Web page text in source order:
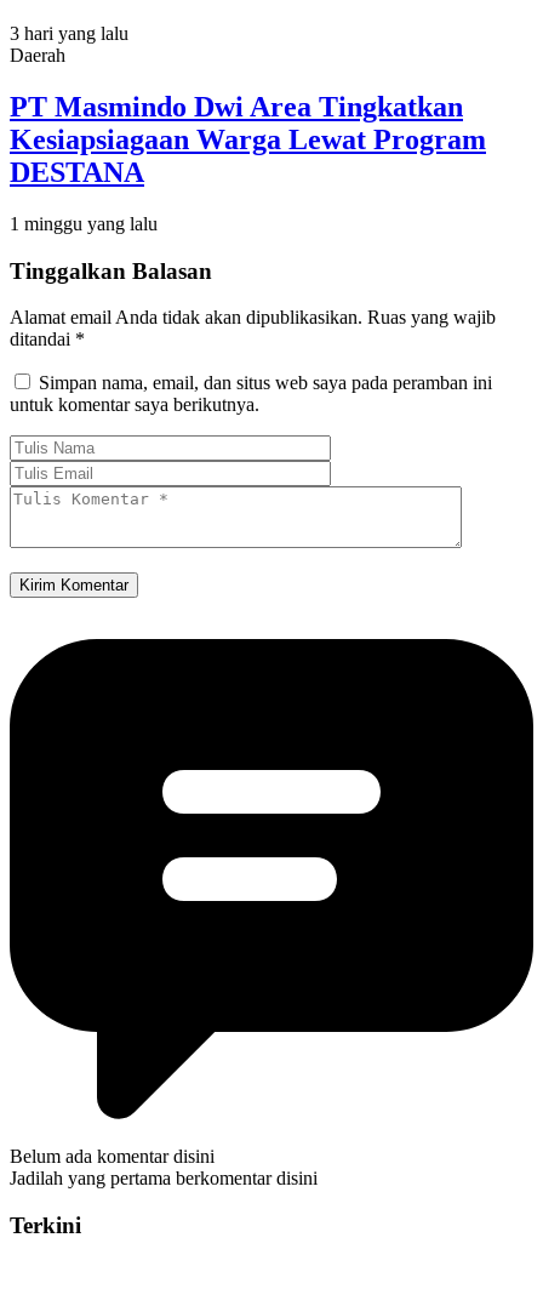
3 hari yang lalu
Daerah
PT Masmindo Dwi Area Tingkatkan
Kesiapsiagaan Warga Lewat Program
DESTANA
1 minggu yang lalu
Tinggalkan Balasan
Alamat email Anda tidak akan dipublikasikan. Ruas yang wajib
ditandai *
Simpan nama, email, dan situs web saya pada peramban ini
untuk komentar saya berikutnya.
Belum ada komentar disini
Jadilah yang pertama berkomentar disini
Terkini